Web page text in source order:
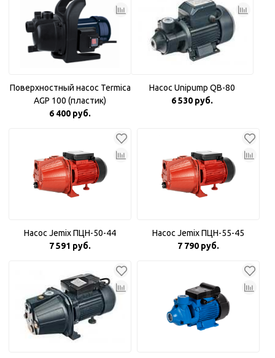
Поверхностный насос Termica
AGP 100 (пластик)
6 400 руб.
Насос Unipump QB-80
6 530 руб.
Насос Jemix ПЦН-50-44
7 591 руб.
Насос Jemix ПЦН-55-45
7 790 руб.